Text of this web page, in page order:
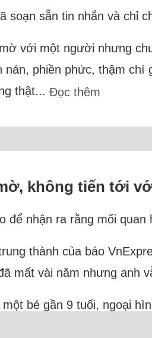
soạn sẵn tin nhắn và chỉ
với một người nhưng
nản, phiền phức, thậm
thật...Đọc thêm
không tiến tới
để nhận ra rằng mối quan
thành của báo
mất vài năm nhưng anh
một bé gần 9 tuổi, ngoại